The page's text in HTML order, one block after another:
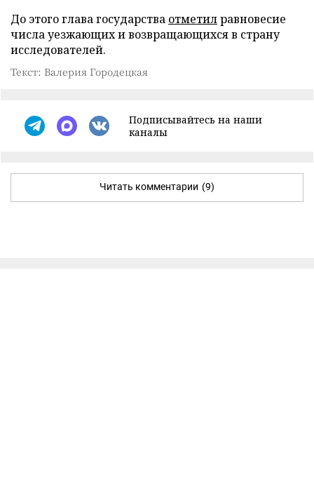
До этого глава государства отметилравновесие
числа уезжающих и возвращающихся в страну
исследователей.
Текст: Валерия Городецкая
Подписывайтесь на наши
каналы
Читать комментарии (9)